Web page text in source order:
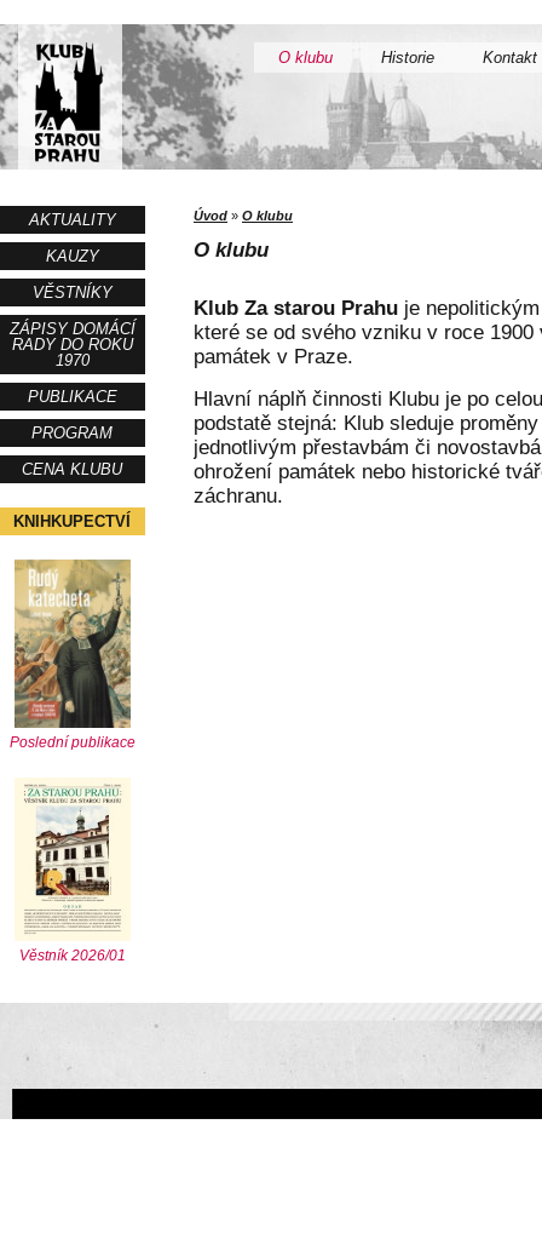
O klubu Historie Kontakt
AKTUALITY
KAUZY
VĚSTNÍKY
ZÁPISY DOMÁCÍ
RADY DO ROKU
1970
PUBLIKACE
PROGRAM
CENA KLUBU
KNIHKUPECTVÍ
Poslední publikace
Věstník 2026/01
Úvod » O klubu
O klubu
Klub Za starou Prahu je
které se od svého vzniku v roce
památek v Praze.
Hlavní náplň činnosti Klubu je po
podstatě stejná: Klub sleduje
jednotlivým přestavbám či
ohrožení památek nebo historické
záchranu.